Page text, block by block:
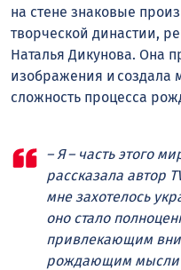
на стене знаковые
творческой династии,
Наталья Дикунова. Она
изображения и
сложность процесса
– Я – часть этого
рассказала автор
мне захотелось
оно стало
привлекающим
рождающим мысли